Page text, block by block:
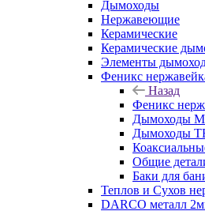
Дымоходы
Нержавеющие
Керамические
Керамические
Элементы
Феникс
Назад
Феникс
Дымоходы
Дымоходы
Общие
Баки для
Теплов и Сухов
DARCO металл